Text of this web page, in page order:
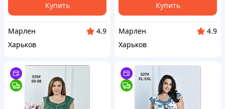
Купить
Марлен
4.9
Харьков
Купить
Марлен
4.9
Харьков